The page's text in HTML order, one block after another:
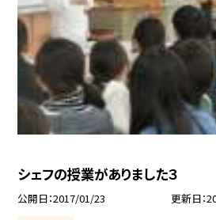
シェフの授業がありました３
公開日 2017/01/23 更新日